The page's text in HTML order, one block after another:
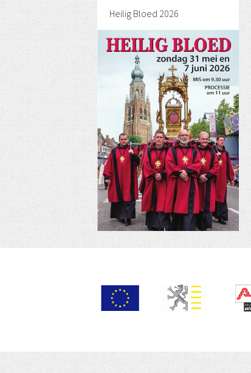
Heilig Bloed 2026